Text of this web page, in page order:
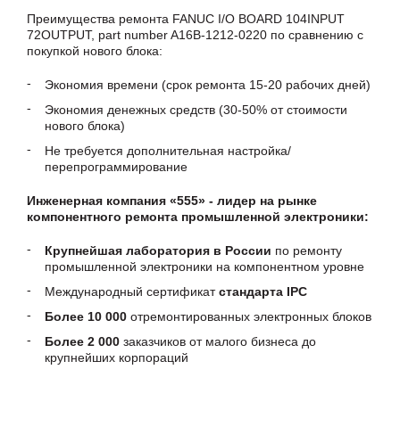
Преимущества ремонта FANUC I/O BOARD 104INPUT
72OUTPUT, part number A16B-1212-0220 по сравнению с
покупкой нового блока:
Экономия времени (срок ремонта 15-20 рабочих дней)
Экономия денежных средств (30-50% от стоимости
нового блока)
Не требуется дополнительная настройка/
перепрограммирование
Инженерная компания «555» - лидер на рынке
компонентного ремонта промышленной электроники:
Крупнейшая лаборатория в России по ремонту
промышленной электроники на компонентном уровне
Международный сертификатстандарта IPC
Более 10 000 отремонтированных электронных блоков
Более 2 000 заказчиков от малого бизнеса до
крупнейших корпораций